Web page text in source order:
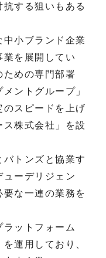
する狙いもある
小ブランド企業
業を展開してい
ための専門部署
ントグループ」
のスピードを上げ
株式会社」を設
トンズと協業す
ューデリジェン
な一連の業務を
ットフォーム
運用しており、